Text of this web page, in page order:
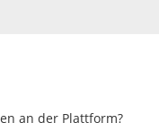
an der Plattform?